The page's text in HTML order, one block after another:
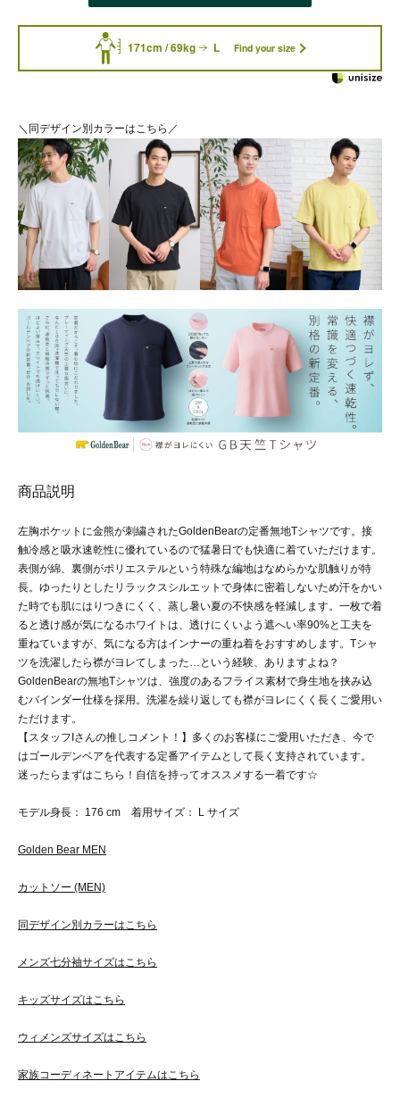
171cm / 69kg L Find your size
＼同デザイン別カラーはこちら／
商品説明
左胸ポケットに金熊が刺繍されたGoldenBearの定番無地Tシャツです。接
触冷感と吸水速乾性に優れているので猛暑日でも快適に着ていただけます。
表側が綿、裏側がポリエステルという特殊な編地はなめらかな肌触りが特
長。ゆったりとしたリラックスシルエットで身体に密着しないため汗をかい
た時でも肌にはりつきにくく、蒸し暑い夏の不快感を軽減します。一枚で着
ると透け感が気になるホワイトは、透けにくいよう遮へい率90%と工夫を
重ねていますが、気になる方はインナーの重ね着をおすすめします。Tシャ
ツを洗濯したら襟がヨレてしまった…という経験、ありますよね？
GoldenBearの無地Tシャツは、強度のあるフライス素材で身生地を挟み込
むバインダー仕様を採用。洗濯を繰り返しても襟がヨレにくく長くご愛用い
ただけます。
【スタッフIさんの推しコメント！】多くのお客様にご愛用いただき、今で
はゴールデンベアを代表する定番アイテムとして長く支持されています。
迷ったらまずはこちら！自信を持ってオススメする一着です☆
モデル身長： 176 cm 着用サイズ： L サイズ
Golden Bear MEN
カットソー (MEN)
同デザイン別カラーはこちら
メンズ七分袖サイズはこちら
キッズサイズはこちら
ウィメンズサイズはこちら
家族コーディネートアイテムはこちら